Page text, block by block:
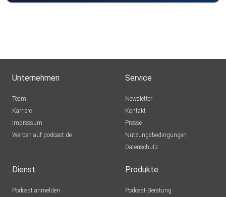
Unternehmen
Team
Karriere
Impressum
Werben auf podcast.de
Service
Newsletter
Kontakt
Presse
Nutzungsbedingungen
Datenschutz
Dienst
Podcast anmelden
Produkte
Podcast-Beratung